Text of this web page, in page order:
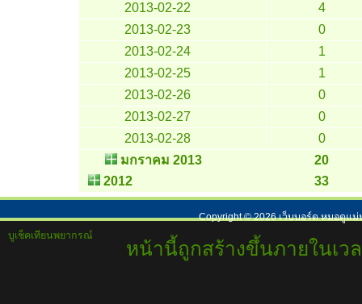
2013-02-22
4
2013-02-23
0
2013-02-24
1
2013-02-25
1
2013-02-26
0
2013-02-27
0
2013-02-28
0
มกราคม 2013
20
2012
33
Copyright ©2026เว็บบอร์ด หมอดูแม่
บูเช็คเทียนพยากรณ์
หน้านี้ถูกสร้างขึ้นภายในเว